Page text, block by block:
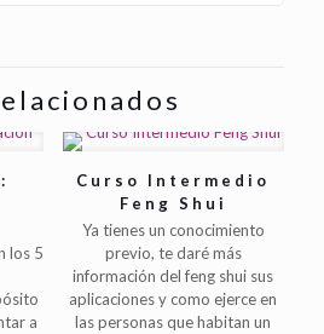
los 5
a
Curso Intermedio
Feng Shui
Ya tienes un conocimiento
previo, te daré más
información del feng shui sus
aplicaciones y como ejerce en
las personas que habitan un